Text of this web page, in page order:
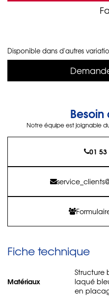
Disponible dans d'autres
Notre équipe est joignable
01 53
Fiche technique
Matériaux
Structure
laqué
en